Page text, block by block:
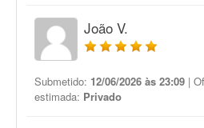
João V.
Submetido: 12/06/2026 às 23:09 |
estimada: Privado